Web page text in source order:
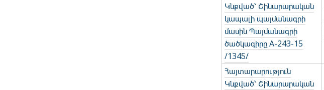
Կնքված՝ Շինարարական
կապալի պայմանագրի
մասին Պայմանագրի
ծածկագիրը A-243-15
/1345/
Հայտարարություն
Կնքված՝ Շինարարական